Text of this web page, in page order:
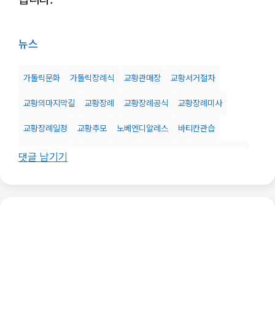
뉴스
가톨릭문화 가톨릭장례식 교황관매장 교황서거절차
교황의마지막길 교황장례 교황장례공식 교황장례미사
교황장례일정 교황추모 노베엔디알레스 바티칸관습
바티칸애도기간
댓글 남기기